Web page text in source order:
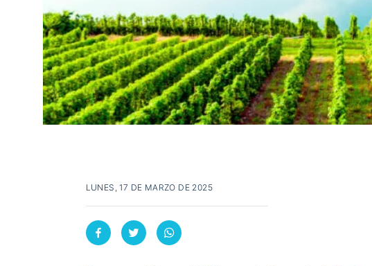
LUNES, 17 DE MARZO DE 2025